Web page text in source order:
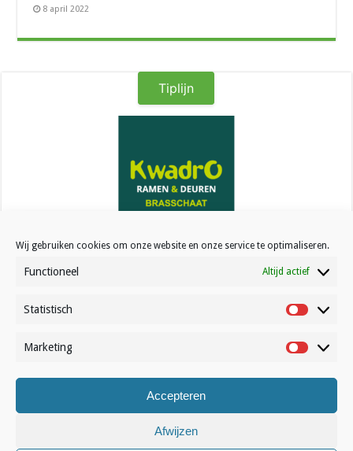
Wij gebruiken cookies om onze website en onze service te optimaliseren.
Functioneel Altijd actief
Statistisch Statistisch
Marketing
Accepteren
Afwijzen
8 april 2022
Tiplijn
Kwadro Ramen & Deuren
Contact
Over Volleynews